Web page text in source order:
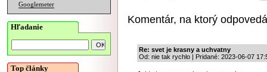
Googlemeter
Hľadanie
Top články
Komentár, na ktorý
Re: svet je krasny a uchvatny
Od: nie tak rychlo | Pridané: 2023-06-07